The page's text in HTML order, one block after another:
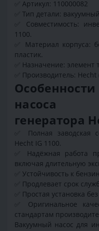
Артикул: 110000082
Тип детали:
Совместимость:
1100.
Материал корпуса:
пластик.
Назначение: элемент
Производитель: Hecht
насоса
генератора
Полная заводская
Hecht IG 1100.
Надёжная работа
включая длительную
Устойчивость к
Продлевает срок
Простая установка
Оригинальное
стандартам
Вакуумный насос для